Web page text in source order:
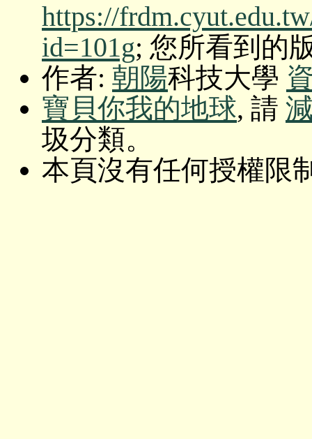
https://
id=101g; 您所看到的
作者: 朝陽科技大學
寶貝你我的地球, 請
圾分類。
本頁沒有任何授權限